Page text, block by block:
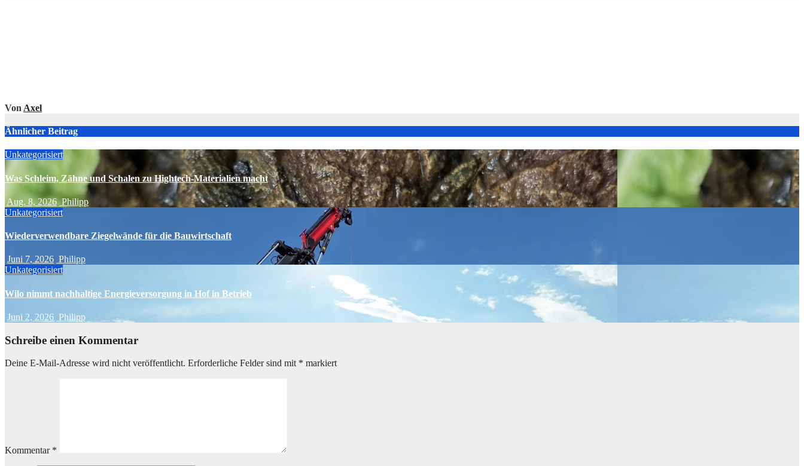
Von Axel
Ähnlicher Beitrag
Unkategorisiert
Was Schleim, Zähne und Schalen zu Hightech-Materialien macht
Aug. 8, 2026 Philipp
Unkategorisiert
Wiederverwendbare Ziegelwände für die Bauwirtschaft
Juni 7, 2026 Philipp
Unkategorisiert
Wilo nimmt nachhaltige Energieversorgung in Hof in Betrieb
Juni 2, 2026 Philipp
Schreibe einen Kommentar
Deine E-Mail-Adresse wird nicht veröffentlicht. Erforderliche Felder sind mit * markiert
Kommentar *